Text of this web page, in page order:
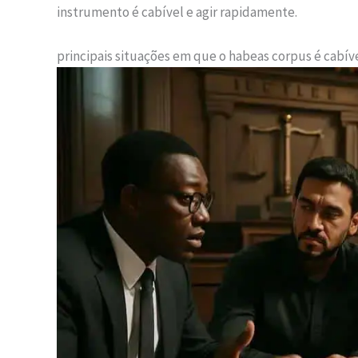
instrumento é cabível e agir rapidamente.
principais situações em que o habeas corpus é